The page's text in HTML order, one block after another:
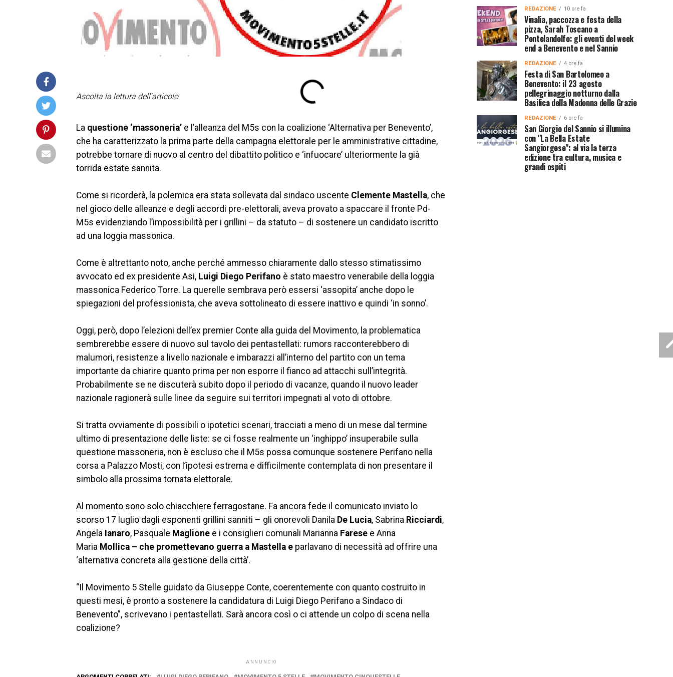
Ascolta la lettura dell'articolo
La questione ‘massoneria’ e l’alleanza del M5s con la coalizione ‘Alternativa per Benevento’,
che ha caratterizzato la prima parte della campagna elettorale per le amministrative cittadine,
potrebbe tornare di nuovo al centro del dibattito politico e ‘infuocare’ ulteriormente la già
torrida estate sannita.
Come si ricorderà, la polemica era stata sollevata dal sindaco uscente Clemente Mastella, che
nel gioco delle alleanze e degli accordi pre-elettorali, aveva provato a spaccare il fronte Pd-
M5s evidenziando l’impossibilità per i grillini – da statuto – di sostenere un candidato iscritto
ad una loggia massonica.
Come è altrettanto noto, anche perché ammesso chiaramente dallo stesso stimatissimo
avvocato ed ex presidente Asi, Luigi Diego Perifano è stato maestro venerabile della loggia
massonica Federico Torre. La querelle sembrava però essersi ‘assopita’ anche dopo le
spiegazioni del professionista, che aveva sottolineato di essere inattivo e quindi ‘in sonno’.
Oggi, però, dopo l’elezioni dell’ex premier Conte alla guida del Movimento, la problematica
sembrerebbe essere di nuovo sul tavolo dei pentastellati: rumors racconterebbero di
malumori, resistenze a livello nazionale e imbarazzi all’interno del partito con un tema
importante da chiarire quanto prima per non esporre il fianco ad attacchi sull’integrità.
Probabilmente se ne discuterà subito dopo il periodo di vacanze, quando il nuovo leader
nazionale ragionerà sulle linee da seguire sui territori impegnati al voto di ottobre.
Si tratta ovviamente di possibili o ipotetici scenari, tracciati a meno di un mese dal termine
ultimo di presentazione delle liste: se ci fosse realmente un ‘inghippo’ insuperabile sulla
questione massoneria, non è escluso che il M5s possa comunque sostenere Perifano nella
corsa a Palazzo Mosti, con l’ipotesi estrema e difficilmente contemplata di non presentare il
simbolo alla prossima tornata elettorale.
Al momento sono solo chiacchiere ferragostane. Fa ancora fede il comunicato inviato lo
scorso 17 luglio dagli esponenti grillini sanniti – gli onorevoli Danila De Lucia, Sabrina Ricciardi,
Angela Ianaro, Pasquale Maglione e i consiglieri comunali Marianna Farese e Anna
Maria Mollica – che promettevano guerra a Mastella e parlavano di necessità ad offrire una
‘alternativa concreta alla gestione della città’.
“Il Movimento 5 Stelle guidato da Giuseppe Conte, coerentemente con quanto costruito in
questi mesi, è pronto a sostenere la candidatura di Luigi Diego Perifano a Sindaco di
Benevento”, scrivevano i pentastellati. Sarà ancora così o ci attende un colpo di scena nella
coalizione?
ANNUNCIO
REDAZIONE 10 ore fa
Vinalia, paccozza e festa della
pizza, Sarah Toscano a
Pontelandolfo: gli eventi del week
end a Benevento e nel Sannio
REDAZIONE 4 ore fa
Festa di San Bartolomeo a
Benevento: il 23 agosto
pellegrinaggio notturno dalla
Basilica della Madonna delle Grazie
REDAZIONE 6 ore fa
San Giorgio del Sannio si illumina
con "La Bella Estate
Sangiorgese": al via la terza
edizione tra cultura, musica e
grandi ospiti